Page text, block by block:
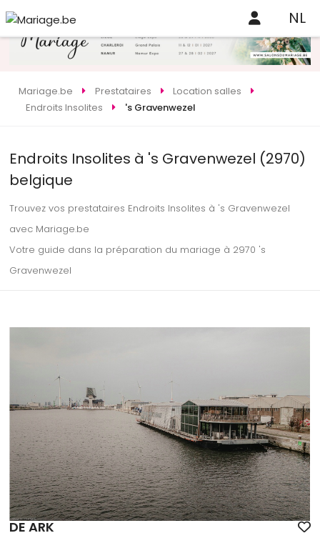
NL
Mariage.be Prestataires
Location salles
Endroits Insolites
's Gravenwezel
Endroits Insolites à 's Gravenwezel (2970)
belgique
Trouvez vos prestataires Endroits Insolites à 's Gravenwezel
avec Mariage.be
Votre guide dans la préparation du mariage à 2970 's
Gravenwezel
DE ARK